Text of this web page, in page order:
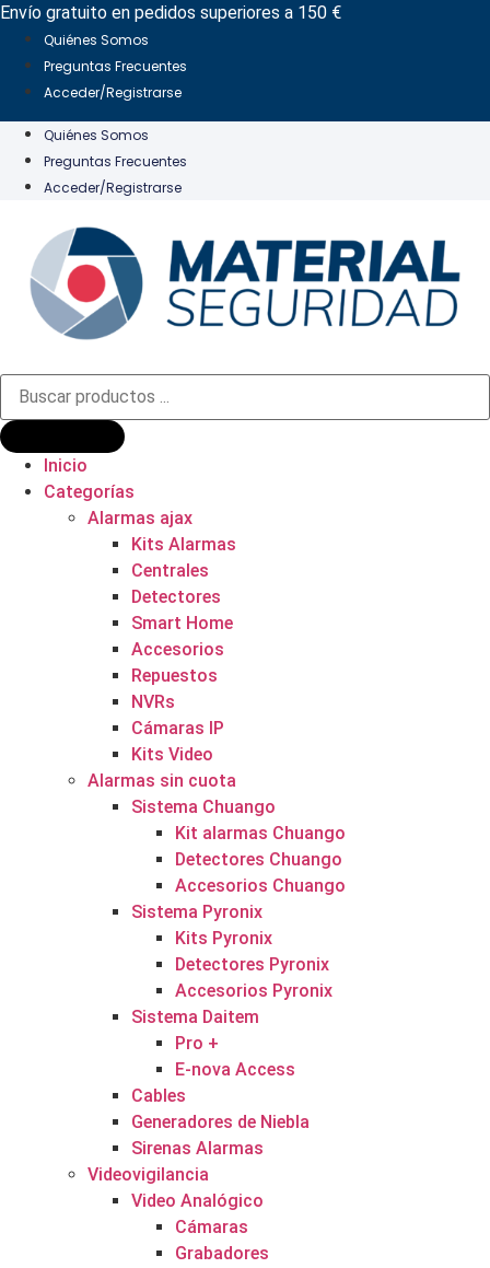
Ir
contenido
Envío gratuito en pedidos superiores a 150 €
Quiénes Somos
Preguntas Frecuentes
Acceder/Registrarse
Quiénes Somos
Preguntas Frecuentes
Acceder/Registrarse
Búsqueda
productos
Inicio
Categorías
Alarmas ajax
Kits Alarmas
Centrales
Detectores
Smart Home
Accesorios
Repuestos
NVRs
Cámaras IP
Kits Video
Alarmas sin cuota
Sistema Chuango
Kit alarmas Chuango
Detectores Chuango
Accesorios Chuango
Sistema Pyronix
Kits Pyronix
Detectores Pyronix
Accesorios Pyronix
Sistema Daitem
Pro +
E-nova Access
Cables
Generadores de Niebla
Sirenas Alarmas
Videovigilancia
Video Analógico
Cámaras
Grabadores